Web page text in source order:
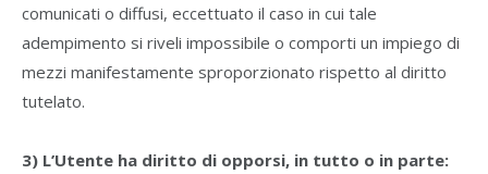
comunicati o diffusi, eccettuato il caso in cui tale
adempimento si riveli impossibile o comporti un impiego di
mezzi manifestamente sproporzionato rispetto al diritto
tutelato.
3) L’Utente ha diritto di opporsi, in tutto o in parte: